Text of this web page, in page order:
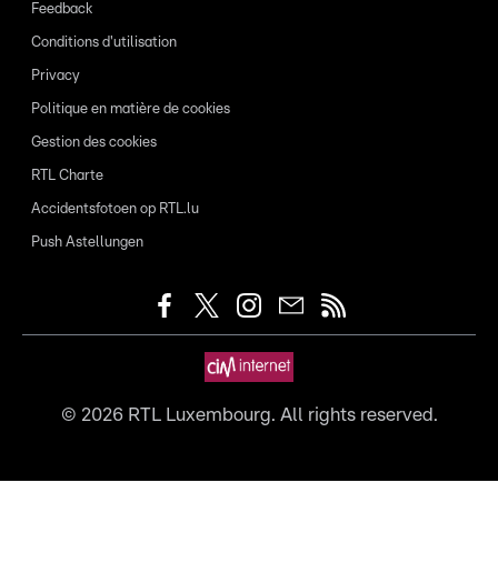
Feedback
Conditions d'utilisation
Privacy
Politique en matière de cookies
Gestion des cookies
RTL Charte
Accidentsfotoen op RTL.lu
Push Astellungen
© 2026RTL Luxembourg. All rights reserved.